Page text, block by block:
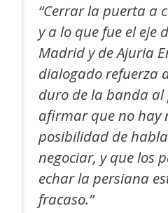
“Cerrar la puerta a
y a lo que fue el eje
Madrid y de Ajuria
dialogado refuerza
duro de la banda
afirmar que no hay
posibilidad de
negociar, y que los
echar la persiana
fracaso.”